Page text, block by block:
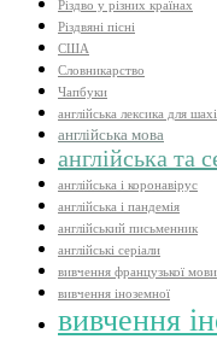
Різдво у різних країнах
Різдвяні пісні
США
Словникарство
Чапбуки
англійська лексика для
англійська мова
англійська та
англійська і коронавірус
англійська і пандемія
англійський письменник
англійські серіали
вивчення французької мови
вивчення іноземної
вивчення